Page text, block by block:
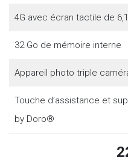
4G avec écran tactile de
32 Go de mémoire interne
Appareil photo triple
Touche d’assistance et
by Doro®